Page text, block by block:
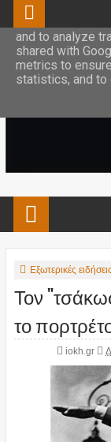
Εξωτερικές ειδήσεις
Τον
το
iokh.gr
This site uses
and to analyze
shared with
metrics to
statistics, and to